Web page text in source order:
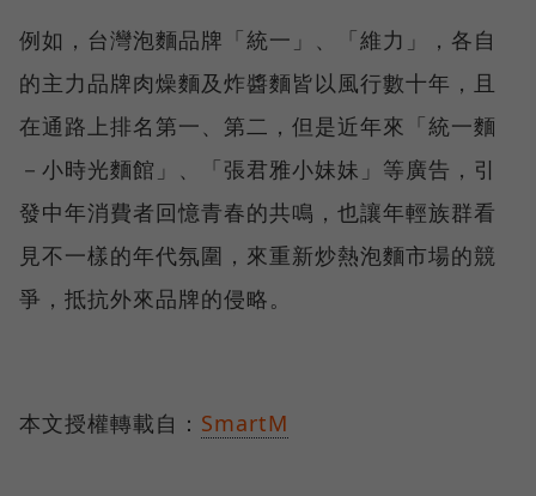
例如，台灣泡麵品牌「統一」、「維力」，各自
的主力品牌肉燥麵及炸醬麵皆以風行數十年，且
在通路上排名第一、第二，但是近年來「統一麵
－小時光麵館」、「張君雅小妹妹」等廣告，引
發中年消費者回憶青春的共鳴，也讓年輕族群看
見不一樣的年代氛圍，來重新炒熱泡麵市場的競
爭，抵抗外來品牌的侵略。
本文授權轉載自： SmartM